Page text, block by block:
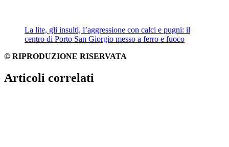
La lite, gli insulti, l’aggressione con calci e pugni: il
centro di Porto San Giorgio messo a ferro e fuoco
© RIPRODUZIONE RISERVATA
Articoli correlati